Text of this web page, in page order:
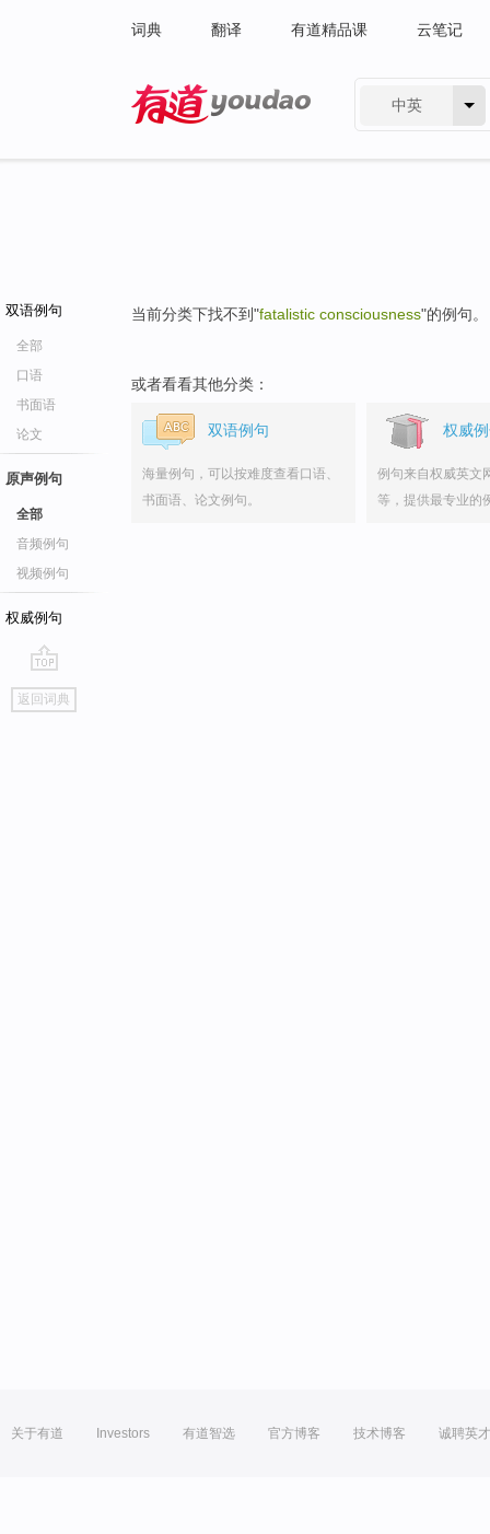
词典 翻译 有道精品课 云笔记
中英
双语例句
全部
口语
书面语
论文
原声例句
全部
音频例句
视频例句
权威例句
go
top
返回词典
当前分类下找不到"fatalistic consciousness"的例句。
或者看看其他分类：
双语例句
海量例句，可以按难度查看口语、
书面语、论文例句。
权威
例句来自权威英文
等，提供最专业的
关于有道 Investors 有道智选 官方博客 技术博客 诚聘英才